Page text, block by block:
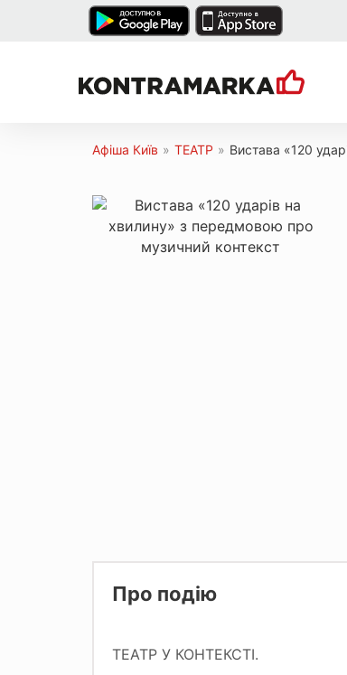
Афіша Київ » ТЕАТР » Вистава «120
Про подію
ТЕАТР У КОНТЕКСТІ.